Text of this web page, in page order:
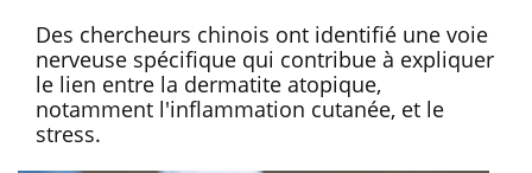
Des chercheurs chinois ont identifié une voie
nerveuse spécifique qui contribue à expliquer
le lien entre la dermatite atopique,
notamment l'inflammation cutanée, et le
stress.